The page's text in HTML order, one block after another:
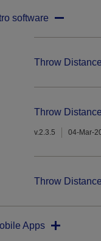
software
Throw
Throw
v.2.3.5 04-Mar-
Throw
Apps